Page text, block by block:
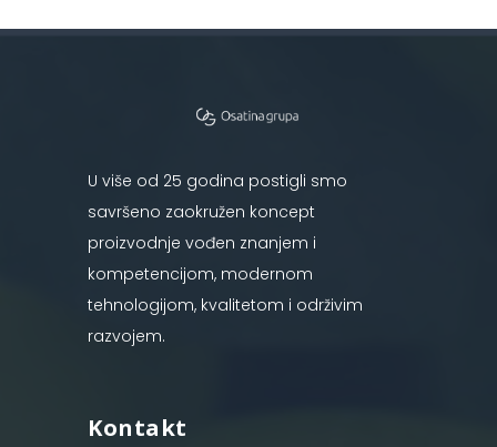
U više od 25 godina postigli smo
savršeno zaokružen koncept
proizvodnje vođen znanjem i
kompetencijom, modernom
tehnologijom, kvalitetom i održivim
razvojem.
Kontakt